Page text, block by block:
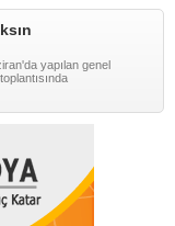
yapılan genel